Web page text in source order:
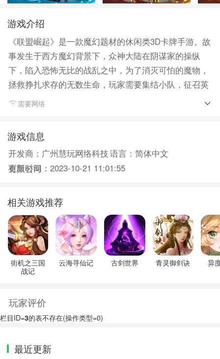
游戏介绍
《联盟崛起》是一款魔幻题材的休闲类3D卡牌手游。故
事发生于西方魔幻背景下，众神大陆在阴谋家的操纵
下，陷入恐怖无比的战乱之中，为了消灭可怕的魔物，
拯救挣扎求存的无数生命，玩家需要集结小队，征召英
雄，投身到残酷的战斗中，为恢复大陆的和平贡献所有
需要网络
游戏信息
开发商：广州慧玩网络科技
有限公司
语言：简体中文
更新时间：2023-10-21 11:01:55
相关游戏推荐
街机之三国
战记
云海寻仙记 古剑世界 青灵御剑诀 异
玩家评价
栏目ID=3的表不存在(操作类型=0)
最近更新